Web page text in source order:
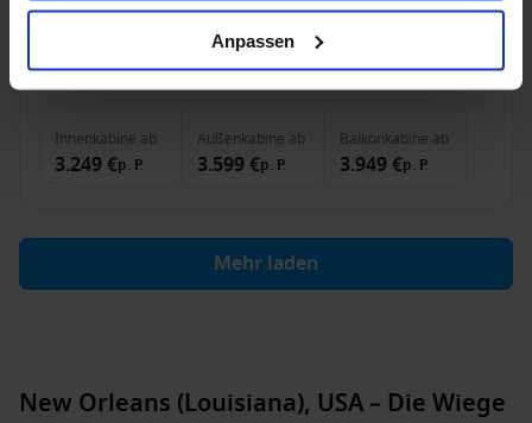
Anpassen
1 Apr. 2027 18Nächte Keine alternativen
Innenkabine ab
3.249 €p. P.
Außenkabine ab
3.599 €p. P.
Balkonkabine ab
3.949 €p. P.
Mehr laden
New Orleans (Louisiana), USA – Die Wiege